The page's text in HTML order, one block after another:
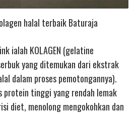
halal terbaik Baturaja
ialah KOLAGEN (gelatine
yang ditemukan dari ekstrak
dalam proses pemotongannya).
protein tinggi yang rendah lemak
diet, menolong mengokohkan dan